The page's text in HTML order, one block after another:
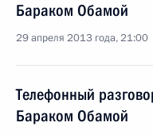
Бараком Обамой
29 апреля 2013 года, 21:00
Телефонный
Бараком Обамой